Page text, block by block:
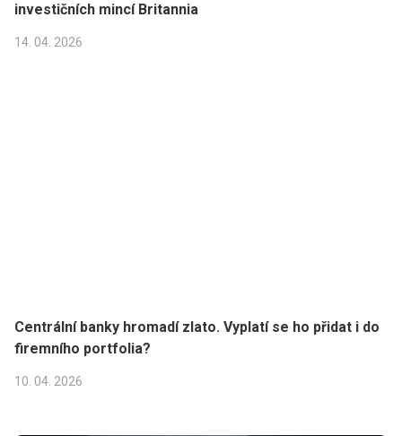
investičních mincí Britannia
14. 04. 2026
Centrální banky hromadí zlato. Vyplatí se ho přidat i do
firemního portfolia?
10. 04. 2026